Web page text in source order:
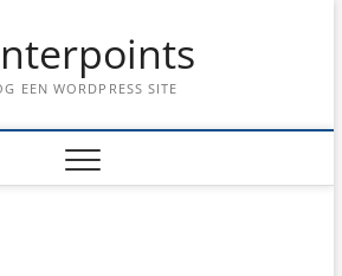
EEN WORDPRESS SITE